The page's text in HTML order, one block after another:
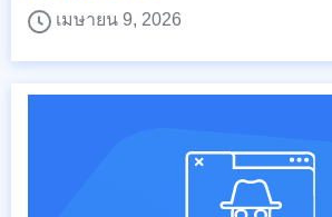
เมษายน 9, 2026